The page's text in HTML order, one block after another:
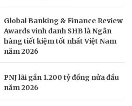
Global Banking & Finance Review
Awards vinh danh SHB là Ngân
hàng tiết kiệm tốt nhất Việt Nam
năm 2026
PNJ lãi gần 1.200 tỷ đồng nửa đầu
năm 2026